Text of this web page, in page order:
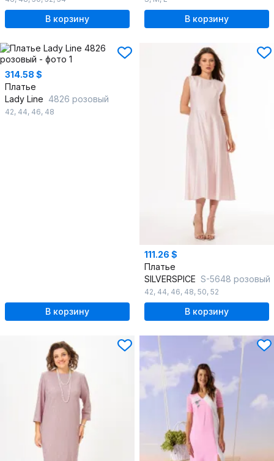
В корзину В корзину
314.58 $
Платье
Lady Line 4826 розовый
42, 44, 46, 48
В корзину
111.26 $
Платье
SILVERSPICE S-5648 розовый
42, 44, 46, 48, 50, 52
В корзину